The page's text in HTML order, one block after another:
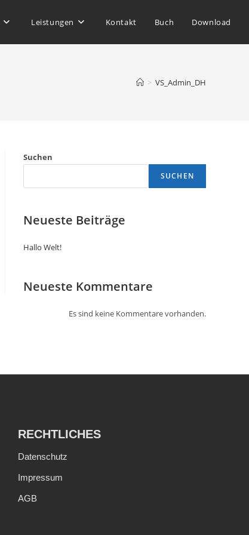
Leistungen Kontakt Buch Download
> VS_Admin_DH
Suchen
SUCHEN
Neueste Beiträge
Hallo Welt!
Neueste Kommentare
Es sind keine Kommentare vorhanden.
RECHTLICHES
Datenschutz
Impressum
AGB